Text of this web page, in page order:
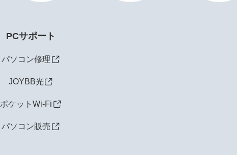
PCサポート
パソコン修理
JOYBB光
ポケットWi-Fi
パソコン販売